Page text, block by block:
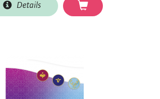
Details